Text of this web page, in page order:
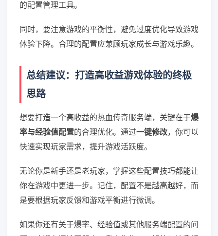
的配置管理工具。
同时，要注意游戏的平衡性，避免过度优化导致游戏
体验下降。合理的配置应兼顾玩家成长与游戏乐趣。
总结建议：打造高收益游戏体验的终极
思路
想要打造一个高收益的热血传奇服务端，关键在于爆
率与经验值配置的合理优化。通过一键修改，你可以
快速实现玩家需求，提升游戏活跃度。
无论你是新手还是老玩家，掌握这些配置技巧都能让
你在游戏中更进一步。记住，配置不是越高越好，而
是要根据玩家反馈和游戏平衡进行微调。
如果你还有关于爆率、经验值或其他服务端配置的问